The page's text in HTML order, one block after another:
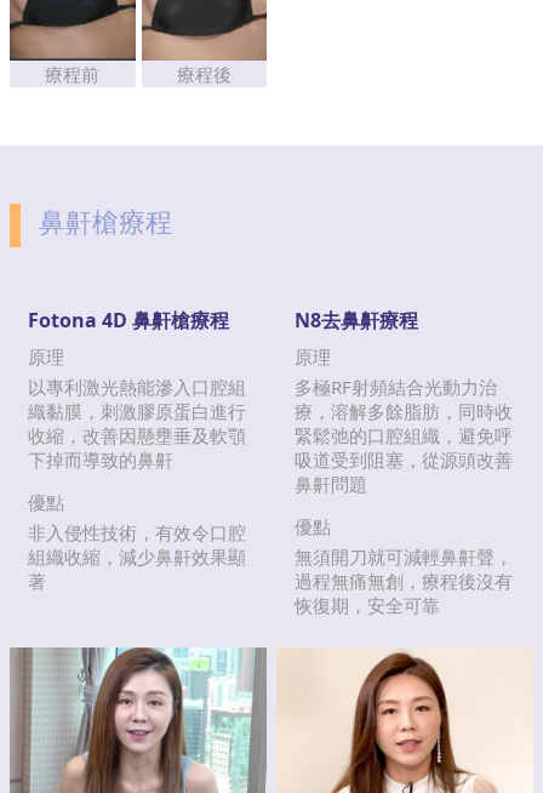
療程前 療程後
鼻鼾槍療程
Fotona 4D 鼻鼾槍療程
原理
以專利激光熱能滲入口腔組
織黏膜，刺激膠原蛋白進行
收縮，改善因懸壅垂及軟顎
下掉而導致的鼻鼾
優點
非入侵性技術，有效令口腔
組織收縮，減少鼻鼾效果顯
著
N8去鼻鼾療程
原理
多極RF射頻結合光動力治
療，溶解多餘脂肪，同時收
緊鬆弛的口腔組織，避免呼
吸道受到阻塞，從源頭改善
鼻鼾問題
優點
無須開刀就可減輕鼻鼾聲，
過程無痛無創，療程後沒有
恢復期，安全可靠